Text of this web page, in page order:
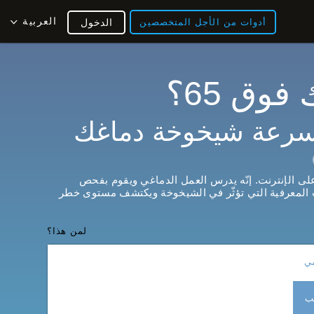
أدوات من الأجل المتخصصين العربية الدخول
65؟
سرعة شيخوخة دماغك
الإنترنت. إنّه يدرس العمل الدماغي ويقوم بفحص
المعرفية التي تؤثّر في الشيخوخة ويكتشف مستوى خطر
لمن هذا؟